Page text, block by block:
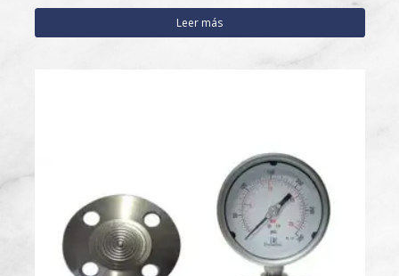
Leer más